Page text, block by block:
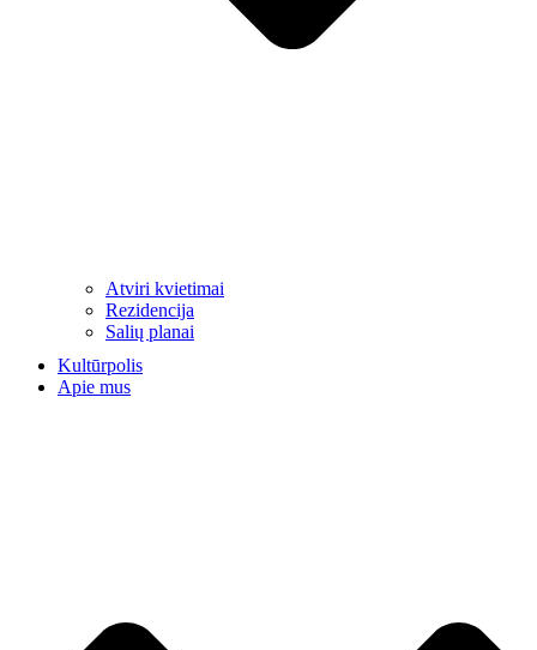
Atviri kvietimai
Rezidencija
Salių planai
Kultūrpolis
Apie mus